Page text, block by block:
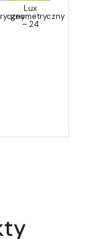
Lux
geometryczny
– 24